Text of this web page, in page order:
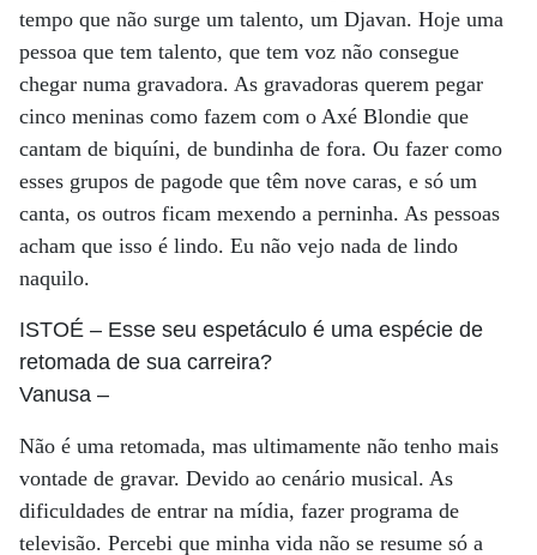
tempo que não surge um talento, um Djavan. Hoje uma
pessoa que tem talento, que tem voz não consegue
chegar numa gravadora. As gravadoras querem pegar
cinco meninas como fazem com o Axé Blondie que
cantam de biquíni, de bundinha de fora. Ou fazer como
esses grupos de pagode que têm nove caras, e só um
canta, os outros ficam mexendo a perninha. As pessoas
acham que isso é lindo. Eu não vejo nada de lindo
naquilo.
ISTOÉ – Esse seu espetáculo é uma espécie de
retomada de sua carreira?
Vanusa –
Não é uma retomada, mas ultimamente não tenho mais
vontade de gravar. Devido ao cenário musical. As
dificuldades de entrar na mídia, fazer programa de
televisão. Percebi que minha vida não se resume só a